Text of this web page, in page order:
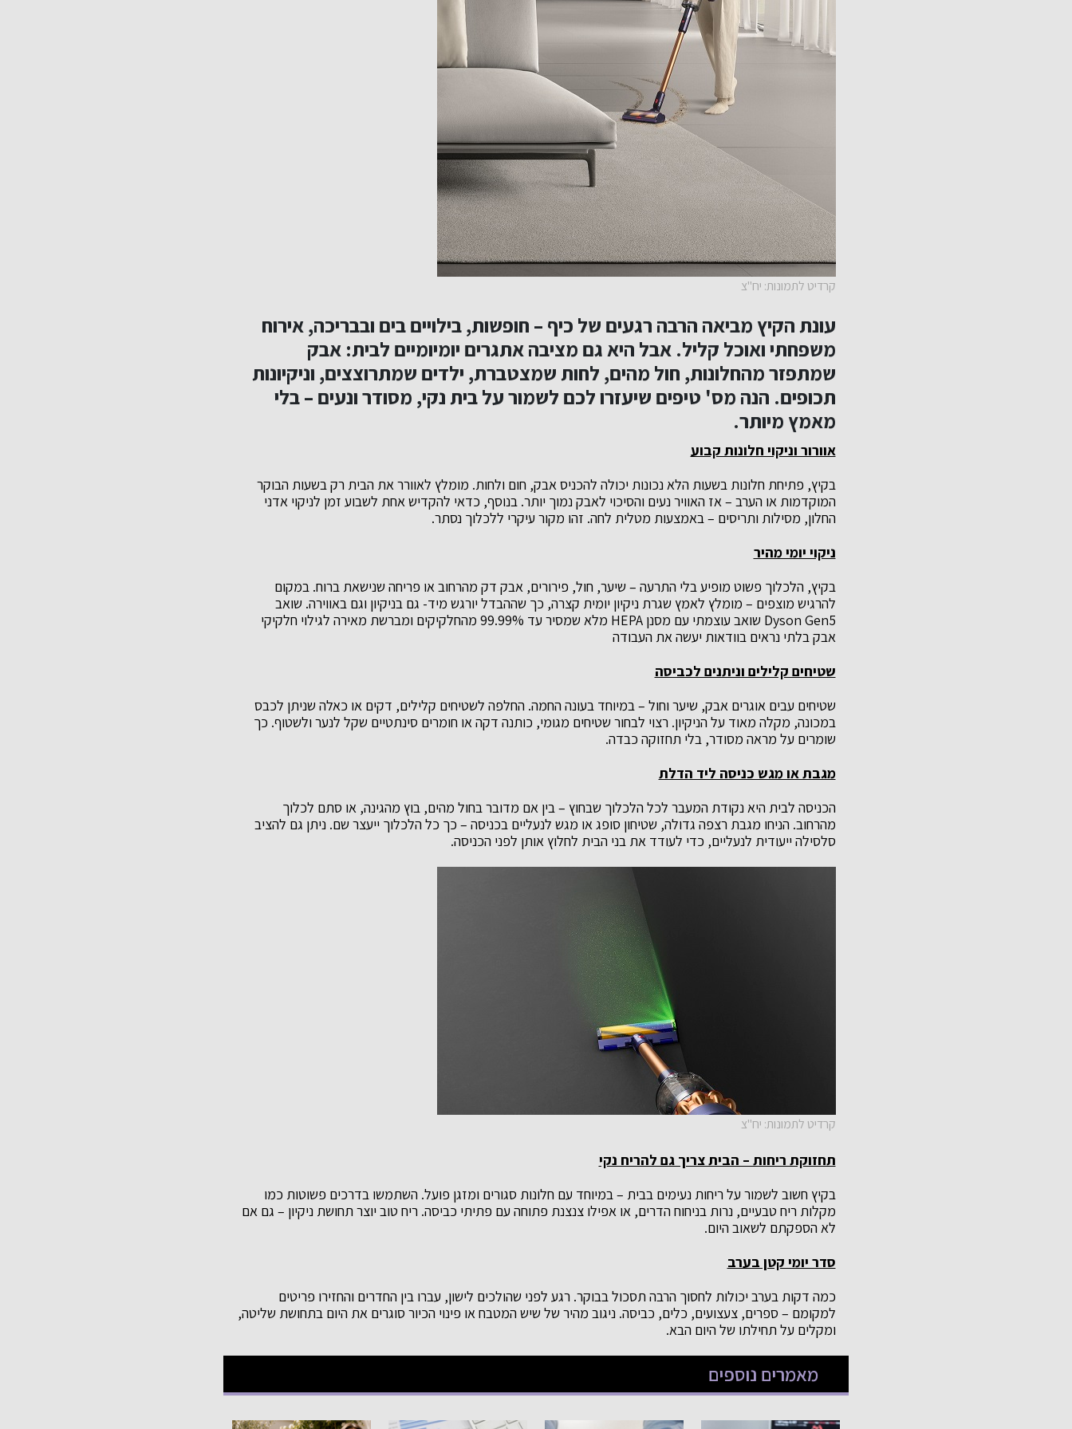
קרדיט לתמונות: יח"צ
עונת הקיץ מביאה הרבה רגעים של כיף – חופשות, בילויים בים ובבריכה, אירוח
משפחתי ואוכל קליל. אבל היא גם מציבה אתגרים יומיומיים לבית: אבק
שמתפזר מהחלונות, חול מהים, לחות שמצטברת, ילדים שמתרוצצים, וניקיונות
תכופים. הנה מס' טיפים שיעזרו לכם לשמור על בית נקי, מסודר ונעים – בלי
מאמץ מיותר.
אוורור וניקוי חלונות קבוע
בקיץ, פתיחת חלונות בשעות הלא נכונות יכולה להכניס אבק, חום ולחות. מומלץ לאוורר את הבית רק בשעות הבוקר
המוקדמות או הערב – אז האוויר נעים והסיכוי לאבק נמוך יותר. בנוסף, כדאי להקדיש אחת לשבוע זמן לניקוי אדני
החלון, מסילות ותריסים – באמצעות מטלית לחה. זהו מקור עיקרי ללכלוך נסתר.
ניקוי יומי מהיר
בקיץ, הלכלוך פשוט מופיע בלי התרעה – שיער, חול, פירורים, אבק דק מהרחוב או פריחה שנישאת ברוח. במקום
להרגיש מוצפים – מומלץ לאמץ שגרת ניקיון יומית קצרה, כך שההבדל יורגש מיד- גם בניקיון וגם באווירה. שואב
Dyson Gen5 שואב עוצמתי עם מסנן HEPA מלא שמסיר עד 99.99% מהחלקיקים ומברשת מאירה לגילוי חלקיקי
אבק בלתי נראים בוודאות יעשה את העבודה
שטיחים קלילים וניתנים לכביסה
שטיחים עבים אוגרים אבק, שיער וחול – במיוחד בעונה החמה. החלפה לשטיחים קלילים, דקים או כאלה שניתן לכבס
במכונה, מקלה מאוד על הניקיון. רצוי לבחור שטיחים מגומי, כותנה דקה או חומרים סינתטיים שקל לנער ולשטוף. כך
שומרים על מראה מסודר, בלי תחזוקה כבדה.
מגבת או מגש כניסה ליד הדלת
הכניסה לבית היא נקודת המעבר לכל הלכלוך שבחוץ – בין אם מדובר בחול מהים, בוץ מהגינה, או סתם לכלוך
מהרחוב. הניחו מגבת רצפה גדולה, שטיחון סופג או מגש לנעליים בכניסה – כך כל הלכלוך ייעצר שם. ניתן גם להציב
סלסילה ייעודית לנעליים, כדי לעודד את בני הבית לחלוץ אותן לפני הכניסה.
קרדיט לתמונות: יח"צ
תחזוקת ריחות – הבית צריך גם להריח נקי
בקיץ חשוב לשמור על ריחות נעימים בבית – במיוחד עם חלונות סגורים ומזגן פועל. השתמשו בדרכים פשוטות כמו
מקלות ריח טבעיים, נרות בניחוח הדרים, או אפילו צנצנת פתוחה עם פתיתי כביסה. ריח טוב יוצר תחושת ניקיון – גם אם
לא הספקתם לשאוב היום.
סדר יומי קטן בערב
כמה דקות בערב יכולות לחסוך הרבה תסכול בבוקר. רגע לפני שהולכים לישון, עברו בין החדרים והחזירו פריטים
למקומם – ספרים, צעצועים, כלים, כביסה. ניגוב מהיר של שיש המטבח או פינוי הכיור סוגרים את היום בתחושת שליטה,
ומקלים על תחילתו של היום הבא.
מאמרים נוספים